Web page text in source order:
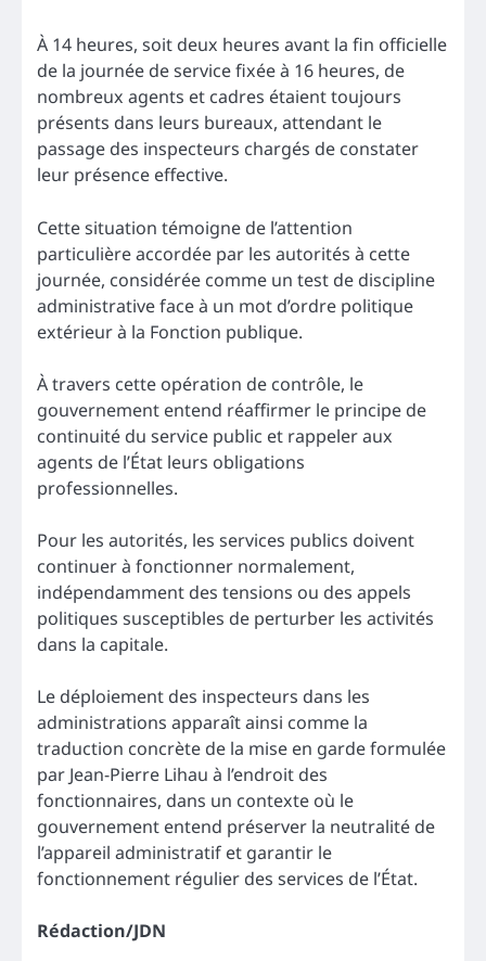
À 14 heures, soit deux heures avant la fin officielle
de la journée de service fixée à 16 heures, de
nombreux agents et cadres étaient toujours
présents dans leurs bureaux, attendant le
passage des inspecteurs chargés de constater
leur présence effective.
Cette situation témoigne de l’attention
particulière accordée par les autorités à cette
journée, considérée comme un test de discipline
administrative face à un mot d’ordre politique
extérieur à la Fonction publique.
À travers cette opération de contrôle, le
gouvernement entend réaffirmer le principe de
continuité du service public et rappeler aux
agents de l’État leurs obligations
professionnelles.
Pour les autorités, les services publics doivent
continuer à fonctionner normalement,
indépendamment des tensions ou des appels
politiques susceptibles de perturber les activités
dans la capitale.
Le déploiement des inspecteurs dans les
administrations apparaît ainsi comme la
traduction concrète de la mise en garde formulée
par Jean-Pierre Lihau à l’endroit des
fonctionnaires, dans un contexte où le
gouvernement entend préserver la neutralité de
l’appareil administratif et garantir le
fonctionnement régulier des services de l’État.
Rédaction/JDN